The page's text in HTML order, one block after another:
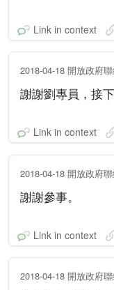
Link in context
2018-04-18 開放政府
謝謝劉專員，接
Link in context
2018-04-18 開放政府
謝謝參事。
Link in context
2018-04-18 開放政府